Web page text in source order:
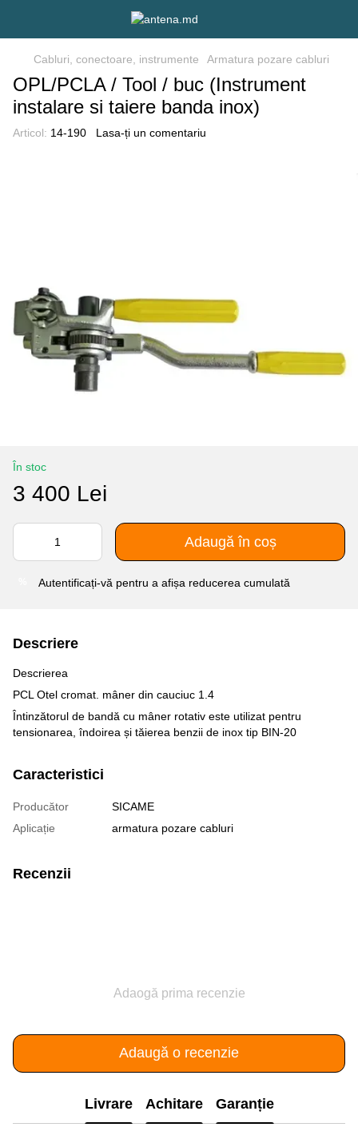
Cabluri, conectoare, instrumente Armatura pozare cabluri
OPL/PCLA / Tool / buc (Instrument
instalare si taiere banda inox)
Articol: 14-190 Lasa-ți un comentariu
În stoc
3 400 Lei
Adaugă în coș
Autentificați-vă pentru a afișa reducerea cumulată
Descriere
Descrierea
PCL Otel cromat. mâner din cauciuc 1.4
Întinzătorul de bandă cu mâner rotativ este utilizat pentru
tensionarea, îndoirea și tăierea benzii de inox tip BIN-20
Caracteristici
Producător
SICAME
Aplicație
armatura pozare cabluri
Recenzii
Adaogă prima recenzie
Adaugă o recenzie
Livrare Achitare Garanție